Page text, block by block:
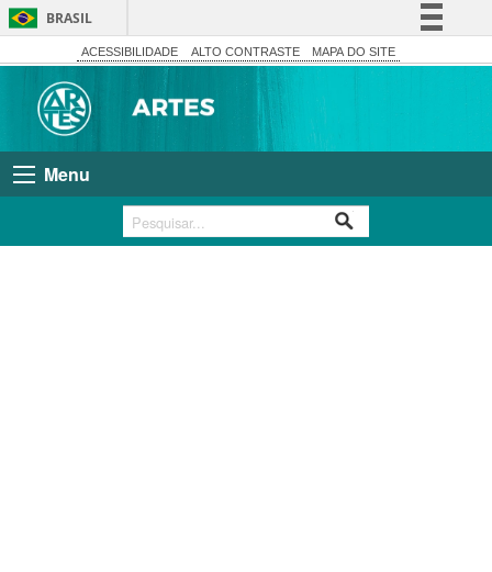
BRASIL
Simplifique!
Acesso à informação
Canais
ACESSIBILIDADE ALTO CONTRASTE MAPA DO SITE
Menu